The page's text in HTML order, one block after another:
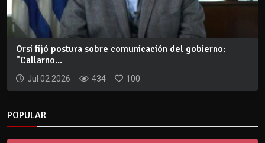
Orsi fijó postura sobre comunicación del gobierno:
"Callarno...
Jul 02 2026 434 100
POPULAR